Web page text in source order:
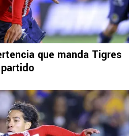
que manda Tigres